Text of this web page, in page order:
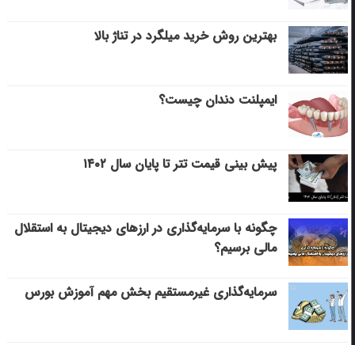
بهترین روش خرید میلگرد در تناژ بالا
ایمپلنت دندان چیست؟
پیش بینی قیمت تتر تا پایان سال ۱۴۰۲
چگونه با سرمایه‌گذاری در ارزهای دیجیتال به استقلال
مالی برسیم؟
سرمایه‌گذاری غیرمستقیم بخش مهم آموزش بورس